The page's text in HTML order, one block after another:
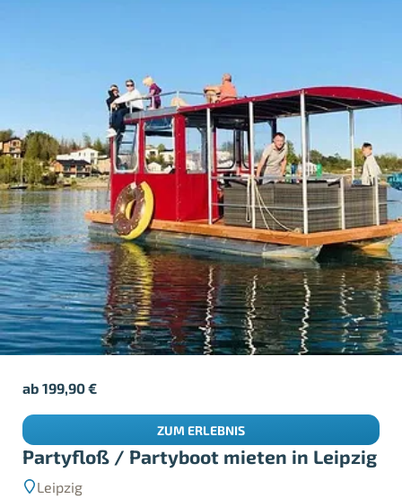
Partyfloß / Partyboot mieten in Leipzig
Leipzig
ab199,90€
ZUM ERLEBNIS